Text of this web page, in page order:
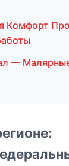
Комфорт
—